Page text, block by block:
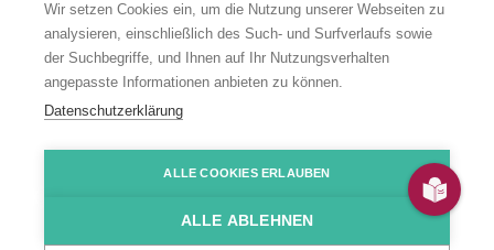
Top Themen
Teilhabe & Assistenz
Altenpflege
Gesundheit & Kliniken
Bildung & Ausbildung
Datenschutzerklärung
HinSchG-/LkSG-Hinweis JoDi Shop
Wir setzen Cookies ein, um die Nutzung unserer Webseiten zu
analysieren, einschließlich des Such- und Surfverlaufs sowie
der Suchbegriffe, und Ihnen auf Ihr Nutzungsverhalten
angepasste Informationen anbieten zu können.
Datenschutzerklärung
ALLE COOKIES ERLAUBEN
ALLE ABLEHNEN